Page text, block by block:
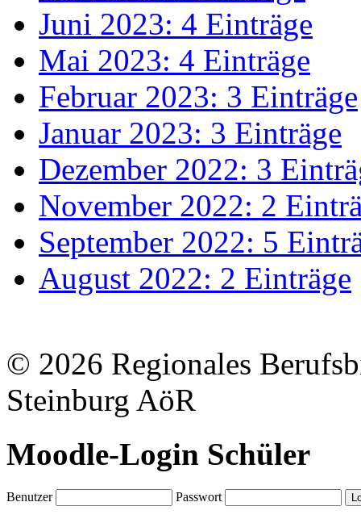
Juni 2023: 4 Einträge
Mai 2023: 4 Einträge
Februar 2023: 3 Einträge
Januar 2023: 3 Einträge
Dezember 2022: 3
November 2022: 2
September 2022: 5
August 2022: 2 Einträge
© 2026 Regionales
Steinburg AöR
Moodle-Login Schüler
Benutzer Passwort